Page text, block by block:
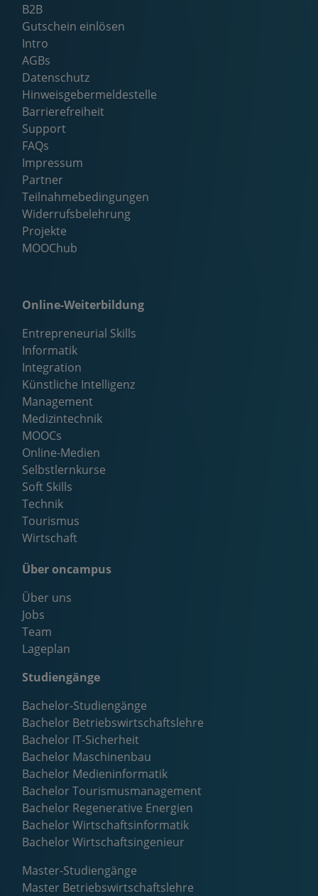
B2B
Gutschein einlösen
Intro
AGBs
Datenschutz
Hinweisgebermeldestelle
Barrierefreiheit
Support
FAQs
Impressum
Partner
Teilnahmebedingungen
Widerrufsbelehrung
Projekte
MOOChub
Online-Weiterbildung
Entrepreneurial Skills
Informatik
Integration
Künstliche Intelligenz
Management
Medizintechnik
MOOCs
Online-Medien
Selbstlernkurse
Soft Skills
Technik
Tourismus
Wirtschaft
Über oncampus
Über uns
Jobs
Team
Lageplan
Studiengänge
Bachelor-Studiengänge
Bachelor Betriebswirtschaftslehre
Bachelor IT-Sicherheit
Bachelor Maschinenbau
Bachelor Medieninformatik
Bachelor Tourismusmanagement
Bachelor Regenerative Energien
Bachelor Wirtschaftsinformatik
Bachelor Wirtschaftsingenieur
Master-Studiengänge
Master Betriebswirtschaftslehre